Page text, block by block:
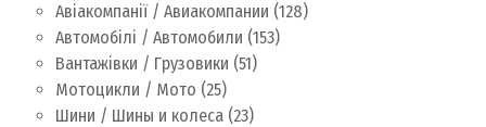
Авіакомпанії / Авиакомпании (128)
Автомобілі / Автомобили (153)
Вантажівки / Грузовики (51)
Мотоцикли / Мото (25)
Шини / Шины и колеса (23)